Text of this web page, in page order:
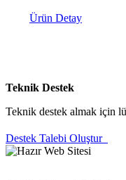
Ürün Detay
Teknik Destek
Teknik destek almak için
Destek Talebi Oluştur